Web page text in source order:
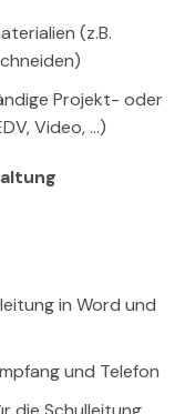
(z.B.
Projekt- oder
Video, …)
in Word und
und Telefon